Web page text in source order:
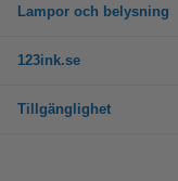
Lampor och belysning
123ink.se
Tillgänglighet